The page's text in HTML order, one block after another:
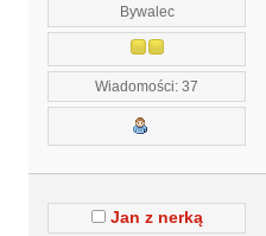
Bywalec
Wiadomości: 37
Jan z nerką